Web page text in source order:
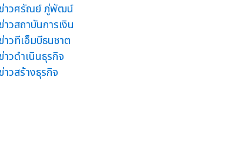
าวศรัณย์ ภู่พัฒน์
าวสถาบันการเงิน
าวทีเอ็มบีธนชาต
าวดำเนินธุรกิจ
าวสร้างธุรกิจ